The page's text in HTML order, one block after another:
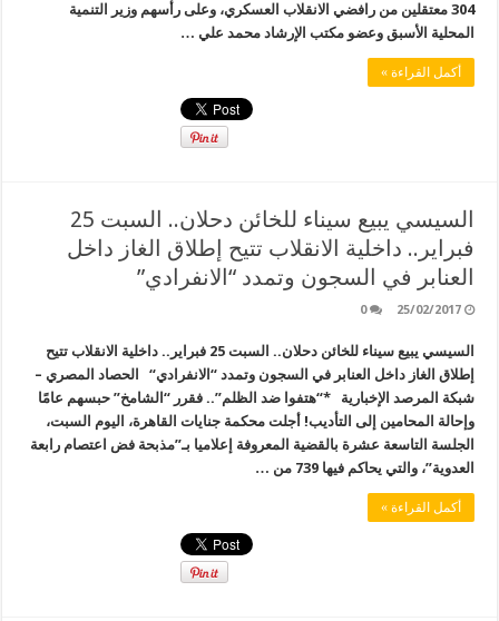
304 معتقلين من رافضي الانقلاب العسكري، وعلى رأسهم وزير التنمية
المحلية الأسبق وعضو مكتب الإرشاد محمد علي …
أكمل القراءة »
السيسي يبيع سيناء للخائن دحلان.. السبت 25
فبراير.. داخلية الانقلاب تتيح إطلاق الغاز داخل
العنابر في السجون وتمدد “الانفرادي”
25/02/2017
0
السيسي يبيع سيناء للخائن دحلان.. السبت 25 فبراير.. داخلية الانقلاب تتيح
إطلاق الغاز داخل العنابر في السجون وتمدد “الانفرادي“ الحصاد المصري –
شبكة المرصد الإخبارية *“هتفوا ضد الظلم”.. فقرر “الشامخ” حبسهم عامًا
وإحالة المحامين إلى التأديب! أجلت محكمة جنايات القاهرة، اليوم السبت،
الجلسة التاسعة عشرة بالقضية المعروفة إعلاميا بـ”مذبحة فض اعتصام رابعة
العدوية”، والتي يحاكم فيها 739 من …
أكمل القراءة »